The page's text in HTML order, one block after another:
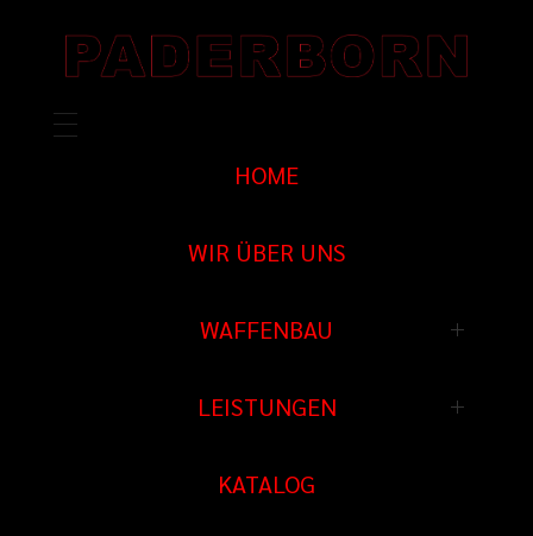
HOME
WIR ÜBER UNS
WAFFENBAU
Waffen Reparatur
LEISTUNGEN
KATALOG